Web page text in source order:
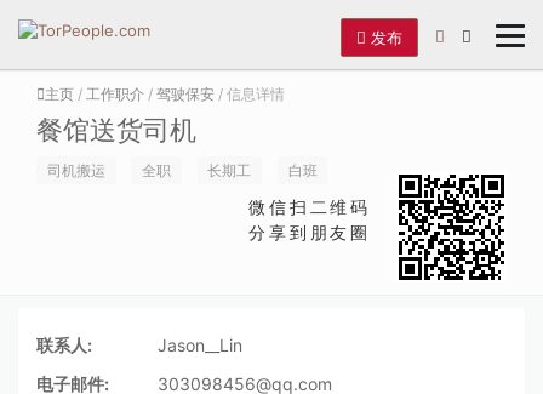
发布
主页 / 工作职介 / 驾驶保安 / 信息详情
餐馆送货司机
司机搬运 全职 长期工 白班
微信扫二维码
分享到朋友圈
联系人:
Jason__Lin
电子邮件:
303098456@qq.com